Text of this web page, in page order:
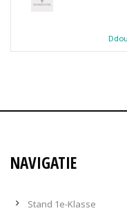
NAVIGATIE
Stand 1e-Klasse